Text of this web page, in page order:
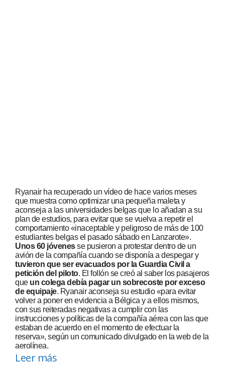
Ryanair ha recuperado un vídeo de hace varios meses
que muestra como optimizar una pequeña maleta y
aconseja a las universidades belgas que lo añadan a su
plan de estudios, para evitar que se vuelva a repetir el
comportamiento «inaceptable y peligroso de más de 100
estudiantes belgas el pasado sábado en Lanzarote».
Unos 60 jóvenesse pusieron a protestar dentro de un
avión de la compañía cuando se disponía a despegar y
tuvieron que ser evacuados por la Guardia Civil a
petición del piloto. El follón se creó al saber los pasajeros
que un colega debía pagar un sobrecoste por exceso
de equipaje. Ryanair aconseja su estudio «para evitar
volver a poner en evidencia a Bélgica y a ellos mismos,
con sus reiteradas negativas a cumplir con las
instrucciones y políticas de la compañía aérea con las que
estaban de acuerdo en el momento de efectuar la
reserva», según un comunicado divulgado en la web de la
aerolínea.
Leer más